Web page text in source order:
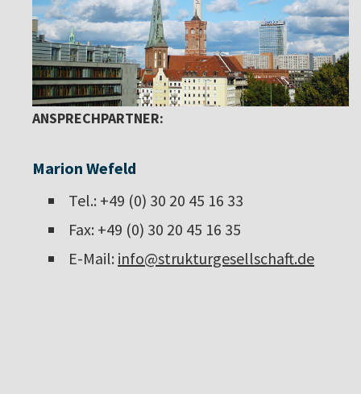
ANSPRECHPARTNER:
Marion Wefeld
Tel.: +49 (0) 30 20 45 16 33
Fax: +49 (0) 30 20 45 16 35
E-Mail: info@strukturgesellschaft.de